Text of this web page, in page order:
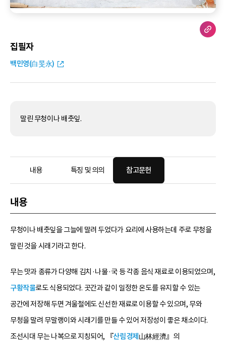
집필자
백민영(白旻永)
말린 무청이나 배춧잎.
내용 특징 및 의의 참고문헌
내용
무청이나 배춧잎을 그늘에 말려 두었다가 요리에 사용하는데 주로 무청을
말린 것을 시래기라고 한다.
무는 맛과 종류가 다양해 김치·나물·국 등 각종 음식 재료로 이용되었으며,
구황작물로도 식용되었다. 곳간과 같이 일정한 온도를 유지할 수 있는
공간에 저장해 두면 겨울철에도 신선한 재료로 이용할 수 있으며, 무와
무청을 말려 무말랭이와 시래기를 만들 수 있어 저장성이 좋은 채소이다.
조선시대 무는 나복으로 지칭되어, 『산림경제 山林經濟』의